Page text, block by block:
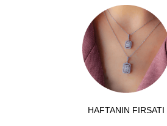
HAFTANIN FIRSATI